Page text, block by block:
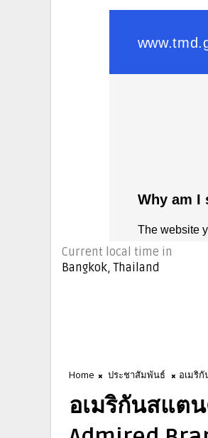
Current local time in
Bangkok, Thailand
Home ประชาสัมพันธ์ อเมริ
อเมริกันสแต